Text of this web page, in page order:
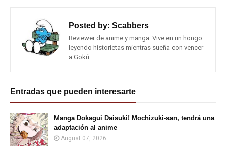
Posted by: Scabbers
Reviewer de anime y manga. Vive en un hongo
leyendo historietas mientras sueña con vencer
a Gokú.
Entradas que pueden interesarte
Manga Dokagui Daisuki! Mochizuki-san, tendrá una
adaptación al anime
August 07, 2026